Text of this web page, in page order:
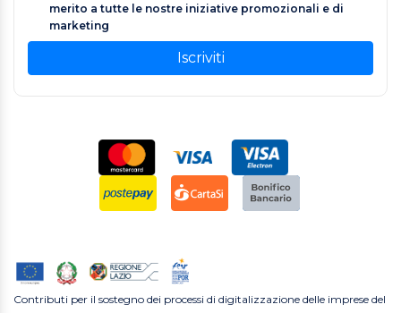
merito a tutte le nostre iniziative promozionali e di
marketing
Iscriviti
Contributi per il sostegno dei processi di digitalizzazione delle imprese del